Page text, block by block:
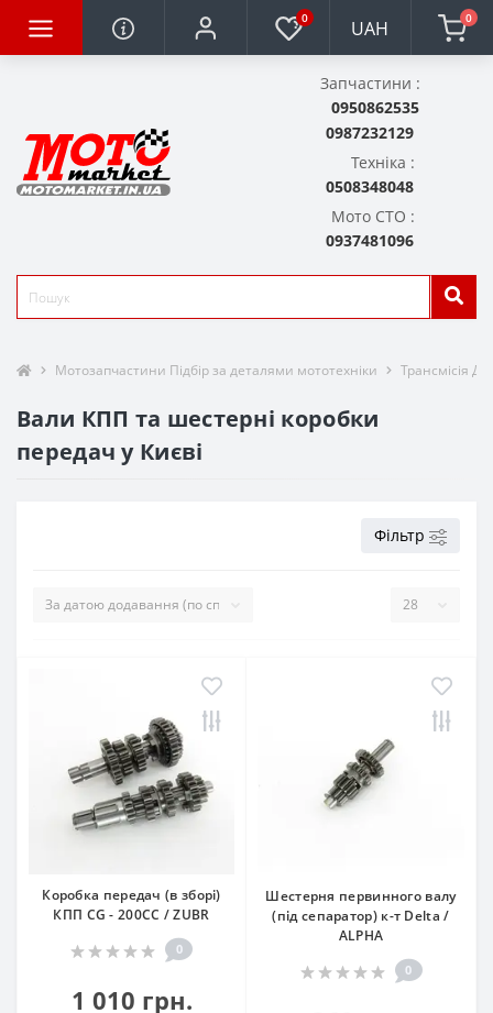
0 UAH 0
Запчастини :
0950862535
0987232129
Техніка :
0508348048
Мото СТО :
0937481096
Мотозапчастини Підбір за деталями мототехніки Трансмісія
Вали КПП та шестерні коробки
передач у Києві
Фільтр
Коробка передач (в зборі)
КПП СG - 200CC / ZUBR
0
1 010 грн.
Шестерня первинного валу
(під сепаратор) к-т Delta /
ALPHA
0